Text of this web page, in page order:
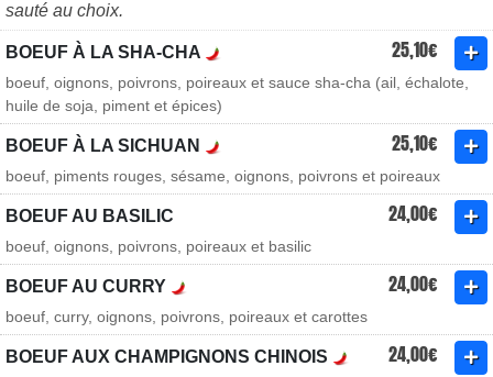
sauté au choix.
BOEUF À LA SHA-CHA 25,10€
boeuf, oignons, poivrons, poireaux et sauce sha-cha (ail, échalote,
huile de soja, piment et épices)
BOEUF À LA SICHUAN 25,10€
boeuf, piments rouges, sésame, oignons, poivrons et poireaux
BOEUF AU BASILIC 24,00€
boeuf, oignons, poivrons, poireaux et basilic
BOEUF AU CURRY 24,00€
boeuf, curry, oignons, poivrons, poireaux et carottes
BOEUF AUX CHAMPIGNONS CHINOIS 24,00€